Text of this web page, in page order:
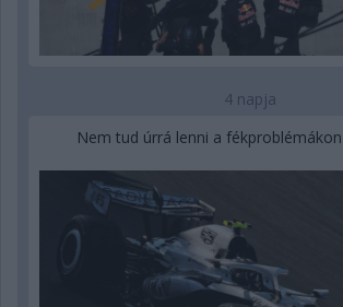
4 napja
Nem tud úrrá lenni a